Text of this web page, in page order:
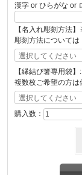
漢字 or ひらがな or
【名入れ彫刻方法
彫刻方法については
【縁結び箸専用袋】:
複数枚ご希望の方は
購入数：